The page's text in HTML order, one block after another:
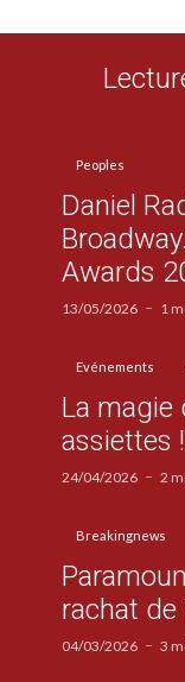
Peoples
Daniel
Awards
13/05/2026 1
Evénements
La magie
assiettes !
24/04/2026 2
Breakingnews
rachat de
04/03/2026 3